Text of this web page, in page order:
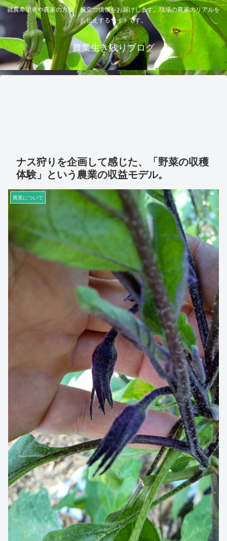
就農希望者や農家の方に、役立つ情報をお届けします。現場の農家のリアルを
お伝えするサイトです。
農業生き残りブログ
ナス狩りを企画して感じた、「野菜の収穫
体験」という農業の収益モデル。
農業について